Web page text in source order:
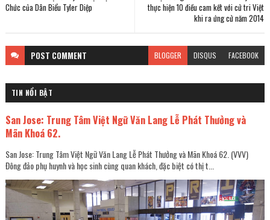
thực hiện 10 điều cam kết với cử tri Việt
khi ra ứng cử năm 2014
Chức của Dân Biểu Tyler Diệp
POST COMMENT BLOGGER DISQUS FACEBOOK
TIN NỔI BẬT
San Jose: Trung Tâm Việt Ngữ Văn Lang Lễ Phát Thưởng và
Mãn Khoá 62.
San Jose: Trung Tâm Việt Ngữ Văn Lang Lễ Phát Thưởng và Mãn Khoá 62. (VVV)
Đông đảo phụ huynh và học sinh cùng quan khách, đặc biệt có thị t...